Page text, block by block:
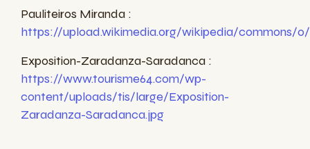
Pauliteiros Miranda :
https://upload.wikimedia.org/wikipedia/commons/
Exposition-Zaradanza-Saradanca :
https://www.tourisme64.com/wp-
content/uploads/tis/large/Exposition-
Zaradanza-Saradanca.jpg